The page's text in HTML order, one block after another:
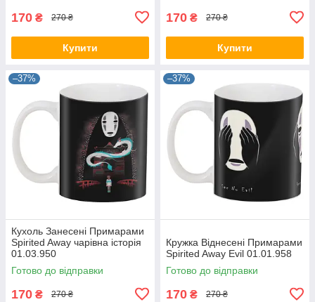
170 ₴ 270 ₴
Купити
170 ₴ 270 ₴
Купити
–37%
Кухоль Занесені Примарами
Spirited Away чарівна історія
01.03.950
Готово до відправки
170 ₴ 270 ₴
–37%
Кружка Віднесені Примарами
Spirited Away Evil 01.01.958
Готово до відправки
170 ₴ 270 ₴